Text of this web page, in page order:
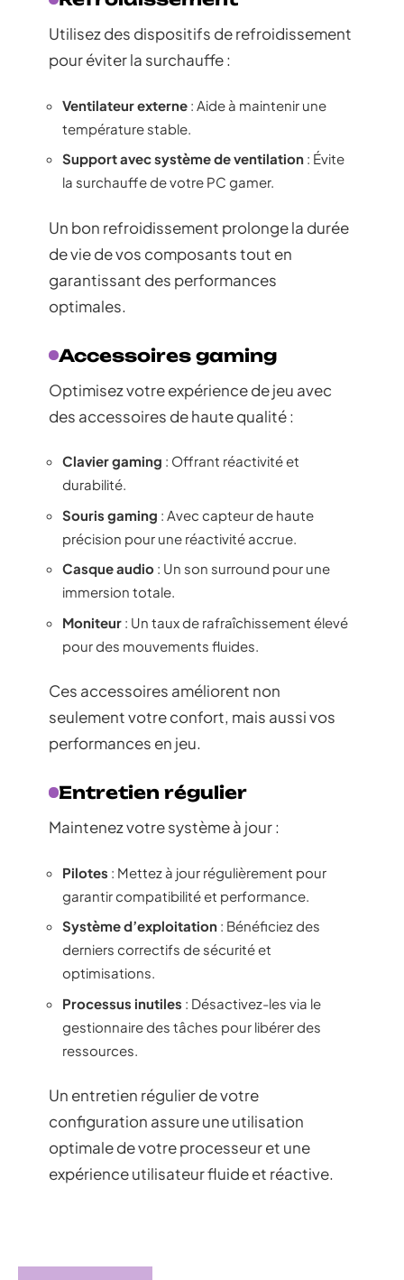
Utilisez des dispositifs de refroidissement
pour éviter la surchauffe :
Ventilateur externe : Aide à maintenir une
température stable.
Support avec système de ventilation : Évite
la surchauffe de votre PC gamer.
Un bon refroidissement prolonge la durée
de vie de vos composants tout en
garantissant des performances
optimales.
Accessoires gaming
Optimisez votre expérience de jeu avec
des accessoires de haute qualité :
Clavier gaming : Offrant réactivité et
durabilité.
Souris gaming : Avec capteur de haute
précision pour une réactivité accrue.
Casque audio : Un son surround pour une
immersion totale.
Moniteur : Un taux de rafraîchissement élevé
pour des mouvements fluides.
Ces accessoires améliorent non
seulement votre confort, mais aussi vos
performances en jeu.
Entretien régulier
Maintenez votre système à jour :
Pilotes : Mettez à jour régulièrement pour
garantir compatibilité et performance.
Système d’exploitation : Bénéficiez des
derniers correctifs de sécurité et
optimisations.
Processus inutiles : Désactivez-les via le
gestionnaire des tâches pour libérer des
ressources.
Un entretien régulier de votre
configuration assure une utilisation
optimale de votre processeur et une
expérience utilisateur fluide et réactive.